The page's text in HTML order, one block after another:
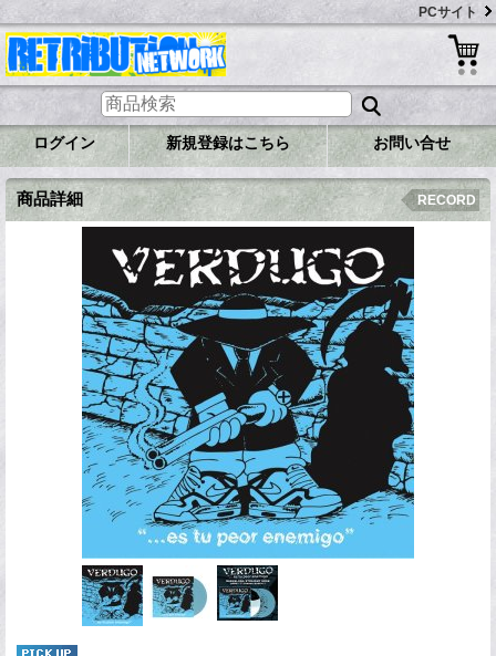
PCサイト
ログイン 新規登録はこちら お問い合せ
商品詳細 RECORD